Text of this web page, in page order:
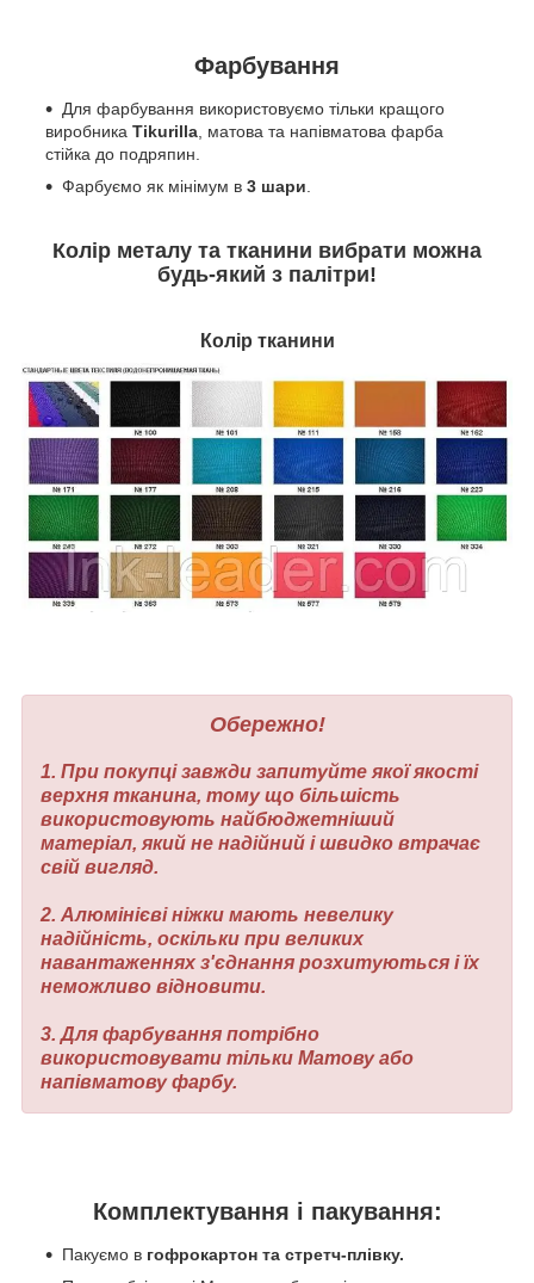
Фарбування
Для фарбування використовуємо тільки кращого
виробника Tikurilla , матова та напівматова фарба
стійка до подряпин.
Фарбуємо як мінімум в 3 шари
Колір металу та тканини вибрати можна
будь-який з палітри!
Колір тканини
Обережно!
1. При покупці завжди запитуйте якої якості
верхня тканина, тому що більшість
використовують найбюджетніший
матеріал, який не надійний і швидко втрачає
свій вигляд.
2. Алюмінієві ніжки мають невелику
надійність, оскільки при великих
навантаженнях з'єднання розхитуються і їх
неможливо відновити.
3. Для фарбування потрібно
використовувати тільки Матову або
напівматову фарбу.
Комплектування і пакування:
Пакуємо в гофрокартон та стретч-плівку.